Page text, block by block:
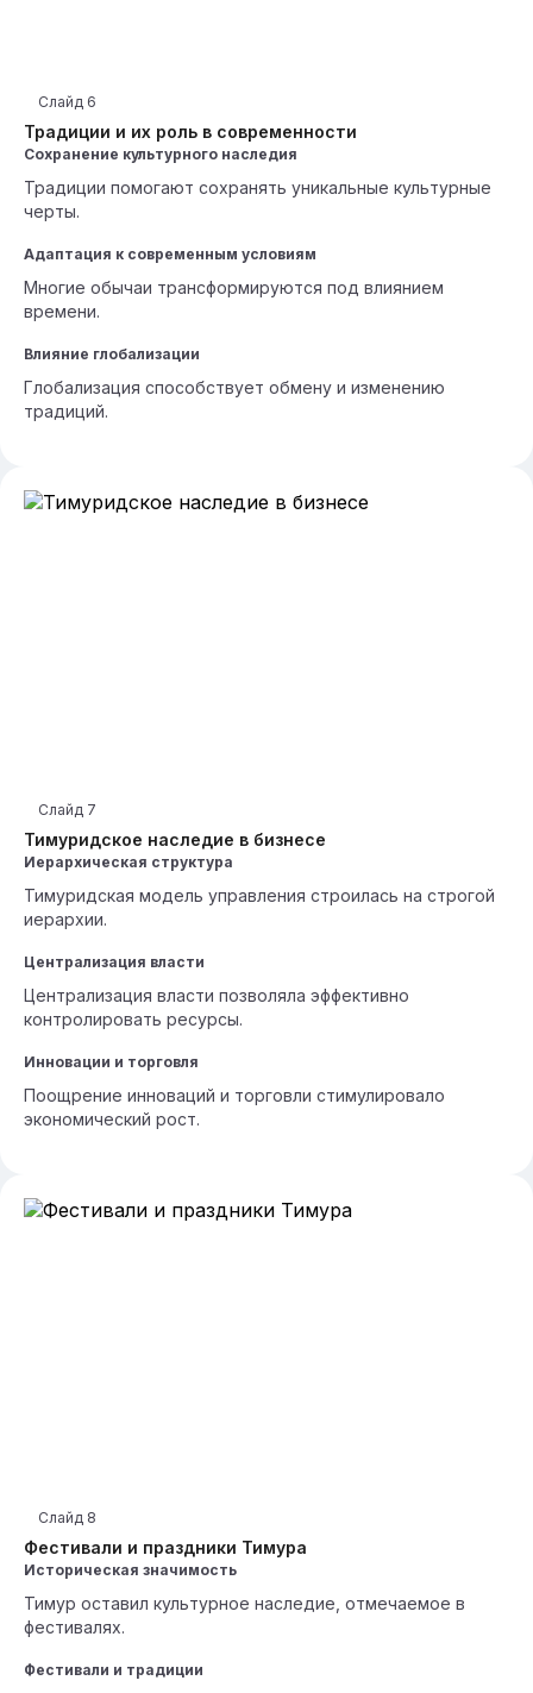
Традиции и их роль в современности
Слайд 6
Сохранение культурного наследия
Традиции помогают сохранять уникальные культурные
черты.
Адаптация к современным условиям
Многие обычаи трансформируются под влиянием
времени.
Влияние глобализации
Глобализация способствует обмену и изменению
традиций.
Тимуридское наследие в бизнесе
Слайд 7
Иерархическая структура
Тимуридская модель управления строилась на строгой
иерархии.
Централизация власти
Централизация власти позволяла эффективно
контролировать ресурсы.
Инновации и торговля
Поощрение инноваций и торговли стимулировало
экономический рост.
Фестивали и праздники Тимура
Слайд 8
Историческая значимость
Тимур оставил культурное наследие, отмечаемое в
фестивалях.
Фестивали и традиции